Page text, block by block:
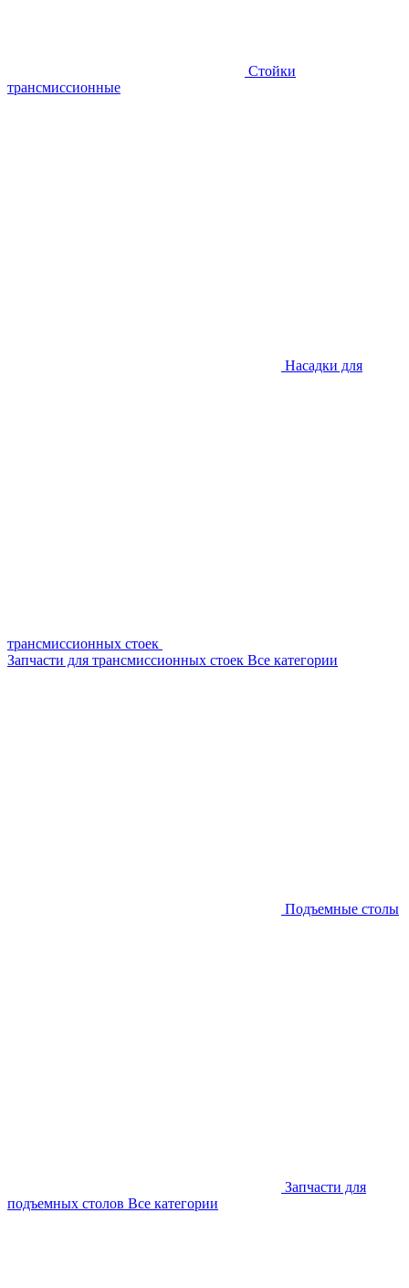
Стойки
трансмиссионные
Насадки для
трансмиссионных стоек
Запчасти для трансмиссионных стоек Все категории
Подъемные столы
Запчасти для
подъемных столов Все категории